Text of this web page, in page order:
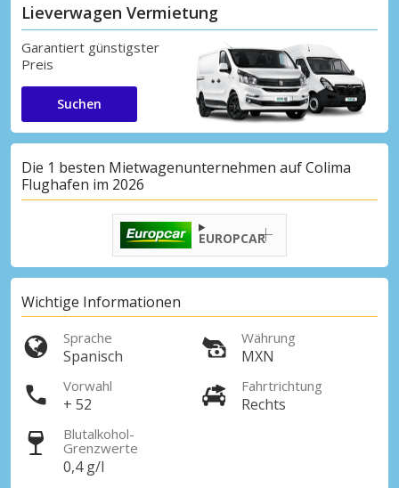
Lieverwagen Vermietung
Garantiert günstigster
Preis
Suchen
Die 1 besten Mietwagenunternehmen auf Colima
Flughafen im 2026
EUROPCAR
Wichtige Informationen
Sprache
Spanisch
Währung
MXN
Vorwahl
+ 52
Fahrtrichtung
Rechts
Blutalkohol-
Grenzwerte
0,4 g/l